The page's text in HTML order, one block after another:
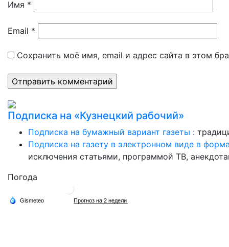
Имя *
Email *
Сохранить моё имя, email и адрес сайта в этом
Подписка на «Кузнецкий рабочий»
Подписка на бумажный вариант газеты :
Подписка на газету в электронном виде в
исключения статьями, программой ТВ,
Погода